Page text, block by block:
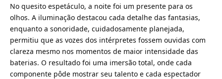
No quesito espetáculo, a noite foi um presente para os
olhos. A iluminação destacou cada detalhe das fantasias,
enquanto a sonoridade, cuidadosamente planejada,
permitiu que as vozes dos intérpretes fossem ouvidas com
clareza mesmo nos momentos de maior intensidade das
baterias. O resultado foi uma imersão total, onde cada
componente pôde mostrar seu talento e cada espectador